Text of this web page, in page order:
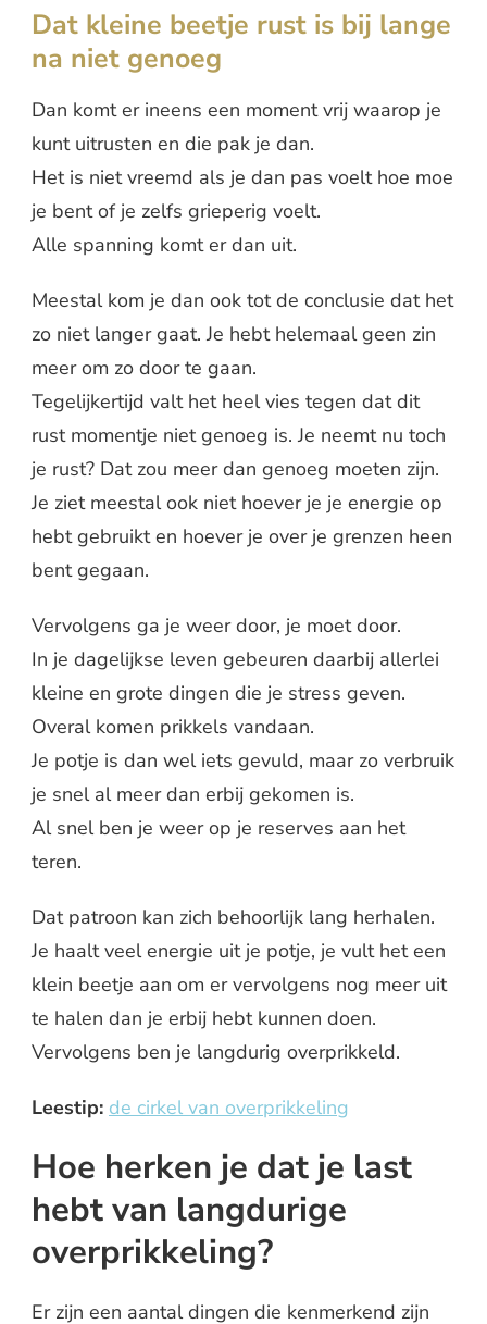
Dat kleine beetje rust is bij lange
na niet genoeg
Dan komt er ineens een moment vrij waarop je
kunt uitrusten en die pak je dan.
Het is niet vreemd als je dan pas voelt hoe moe
je bent of je zelfs grieperig voelt.
Alle spanning komt er dan uit.
Meestal kom je dan ook tot de conclusie dat het
zo niet langer gaat. Je hebt helemaal geen zin
meer om zo door te gaan.
Tegelijkertijd valt het heel vies tegen dat dit
rust momentje niet genoeg is. Je neemt nu toch
je rust? Dat zou meer dan genoeg moeten zijn.
Je ziet meestal ook niet hoever je je energie op
hebt gebruikt en hoever je over je grenzen heen
bent gegaan.
Vervolgens ga je weer door, je moet door.
In je dagelijkse leven gebeuren daarbij allerlei
kleine en grote dingen die je stress geven.
Overal komen prikkels vandaan.
Je potje is dan wel iets gevuld, maar zo verbruik
je snel al meer dan erbij gekomen is.
Al snel ben je weer op je reserves aan het
teren.
Dat patroon kan zich behoorlijk lang herhalen.
Je haalt veel energie uit je potje, je vult het een
klein beetje aan om er vervolgens nog meer uit
te halen dan je erbij hebt kunnen doen.
Vervolgens ben je langdurig overprikkeld.
Leestip: de cirkel van overprikkeling
Hoe herken je dat je last
hebt van langdurige
overprikkeling?
Er zijn een aantal dingen die kenmerkend zijn